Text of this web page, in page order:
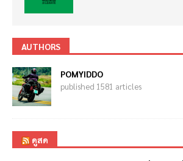
AUTHORS
POMYIDDO
published 1581 articles
ดูสด